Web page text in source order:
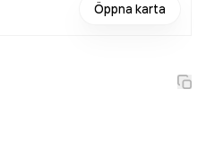
Öppna karta